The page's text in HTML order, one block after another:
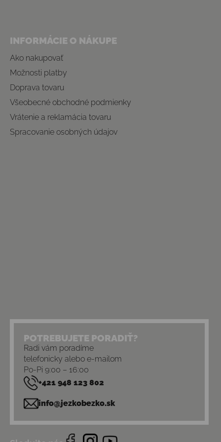
INFORMÁCIE O NÁKUPE
Ako nakupovať
Možnosti platby
Doprava tovaru
Všeobecné obchodné podmienky
Vrátenie a reklamácia tovaru
Spracovanie osobných údajov
POTREBUJETE PORADIŤ?
Radi vám poradíme
telefonicky alebo e-mailom
Po-Pi 9:00 – 16:00
+421 948 123 802
info@jezkobezko.sk